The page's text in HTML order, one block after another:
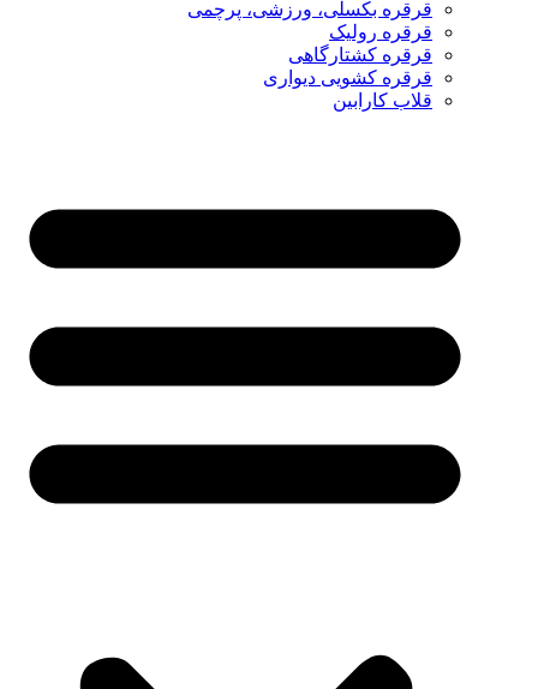
قرقره بکسلی، ورزشی، پرچمی
قرقره رولیک
قرقره کشتارگاهی
قرقره کشویی دیواری
قلاب کارابین